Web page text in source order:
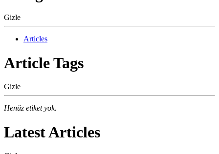
Gizle
Articles
Article Tags
Gizle
Henüz etiket yok.
Latest Articles